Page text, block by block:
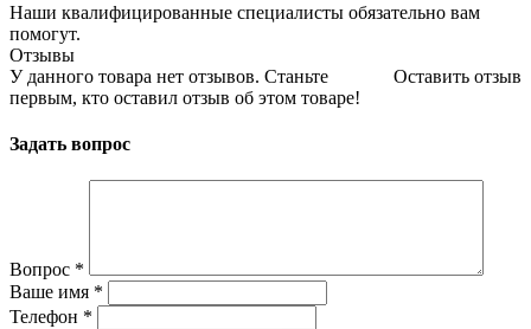
Наши квалифицированные специалисты обязательно вам
помогут.
Отзывы
Оставить отзыв
У данного товара нет отзывов. Станьте
первым, кто оставил отзыв об этом товаре!
Задать вопрос
Вопрос *
Ваше имя *
Телефон *